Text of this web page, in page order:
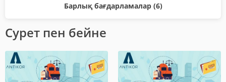
Барлық бағдарламалар (6)
Сурет пен бейне